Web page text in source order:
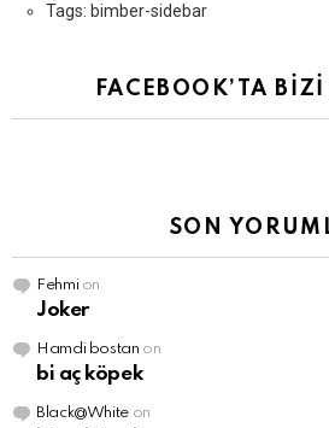
Tags: bimber-sidebar
FACEBOOK’TA
SON
Fehmi on
Joker
Hamdi bostan on
bi aç köpek
Black@White on